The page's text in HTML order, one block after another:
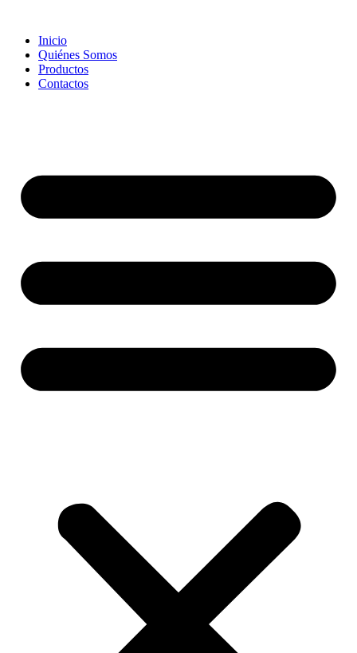
contentInicio
Quiénes Somos
Productos
Contactos